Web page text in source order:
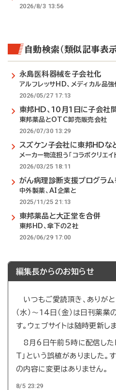
2026/8/3 13:56
自動検索（類似記事表示
永島医科器械を子会社化
アルフレッサHD、メディカル品強
2026/05/27 17:13
東邦HD、10月1日に子会社
東邦薬品とOTC卸売販売会社
2026/07/30 13:29
スズケン子会社に東邦HDな
メーカー物流担う「コラボクリエイ
2026/03/25 18:11
がん病理診断支援プログラ
中外製薬、AI企業と
2025/11/25 21:13
東邦薬品と大正堂を合併
東邦HD、傘下の2社
2026/06/29 17:00
編集長からのお知らせ
いつもご愛読頂き、ありが
（水）～14日（金）は日刊薬
す。ウェブサイトは随時更新しま
8月6日午前5時に配信した
T」という誤植がありました。
の内容に変更はありません。
8/5 23:29